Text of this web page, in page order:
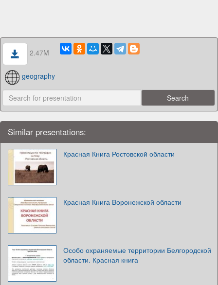
2.47M
geography
Similar presentations:
Красная Книга Ростовской области
Красная Книга Воронежской области
Особо охраняемые территории Белгородской
области. Красная книга